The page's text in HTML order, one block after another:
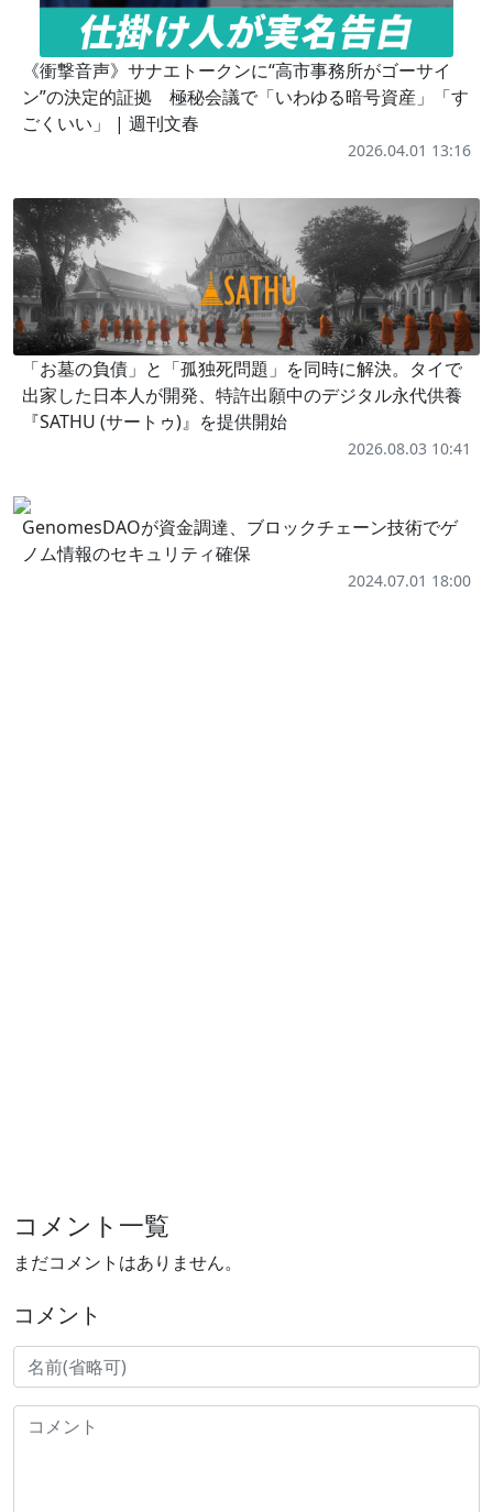
《衝撃音声》サナエトークンに“高市事務所がゴーサイ
ン”の決定的証拠 極秘会議で「いわゆる暗号資産」「す
ごくいい」 | 週刊文春
2026.04.01 13:16
「お墓の負債」と「孤独死問題」を同時に解決。タイで
出家した日本人が開発、特許出願中のデジタル永代供養
『SATHU (サートゥ)』を提供開始
2026.08.03 10:41
GenomesDAOが資金調達、ブロックチェーン技術でゲ
ノム情報のセキュリティ確保
2024.07.01 18:00
コメント一覧
まだコメントはありません。
コメント